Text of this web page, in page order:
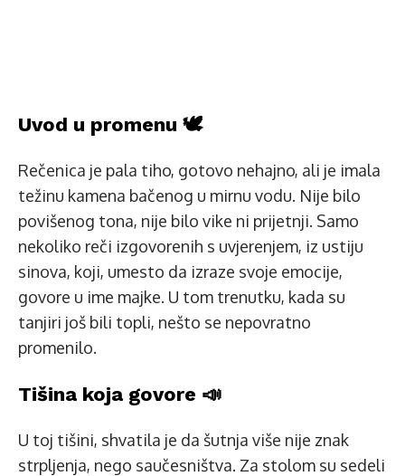
Uvod u promenu 🕊️
Rečenica je pala tiho, gotovo nehajno, ali je imala
težinu kamena bačenog u mirnu vodu. Nije bilo
povišenog tona, nije bilo vike ni prijetnji. Samo
nekoliko reči izgovorenih s uvjerenjem, iz ustiju
sinova, koji, umesto da izraze svoje emocije,
govore u ime majke. U tom trenutku, kada su
tanjiri još bili topli, nešto se nepovratno
promenilo.
Tišina koja govore 📣
U toj tišini, shvatila je da šutnja više nije znak
strpljenja, nego saučesništva. Za stolom su sedeli